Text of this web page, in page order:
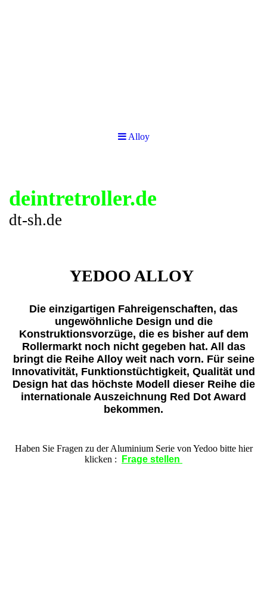
Alloy
deintretroller.de
dt-sh.de
YEDOO ALLOY
Die einzigartigen Fahreigenschaften, das
ungewöhnliche Design und die
Konstruktionsvorzüge, die es bisher auf dem
Rollermarkt noch nicht gegeben hat. All das
bringt die Reihe Alloy weit nach vorn. Für seine
Innovativität, Funktionstüchtigkeit, Qualität und
Design hat das höchste Modell dieser Reihe die
internationale Auszeichnung Red Dot Award
bekommen.
Haben Sie Fragen zu der Aluminium Serie von Yedoo bitte hier
klicken :
Frage stellen